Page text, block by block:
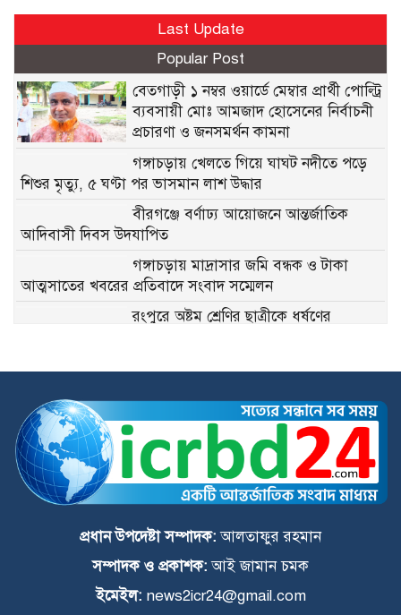
Last Update
Popular Post
বেতগাড়ী ১ নম্বর ওয়ার্ডে মেম্বার প্রার্থী পোল্ট্রি
ব্যবসায়ী মোঃ আমজাদ হোসেনের নির্বাচনী
প্রচারণা ও জনসমর্থন কামনা
গঙ্গাচড়ায় খেলতে গিয়ে ঘাঘট নদীতে পড়ে
শিশুর মৃত্যু, ৫ ঘণ্টা পর ভাসমান লাশ উদ্ধার
বীরগঞ্জে বর্ণাঢ্য আয়োজনে আন্তর্জাতিক
আদিবাসী দিবস উদযাপিত
গঙ্গাচড়ায় মাদ্রাসার জমি বন্ধক ও টাকা
আত্মসাতের খবরের প্রতিবাদে সংবাদ সম্মেলন
রংপুরে অষ্টম শ্রেণির ছাত্রীকে ধর্ষণের
আলমবিদিতর ইউনিয়নের ২ নম্বর ওয়ার্ডে
গণসংযোগ ও দোয়া প্রার্থনা
বীরগঞ্জে জুলাই গণঅভ্যুত্থান সফল করতে
বিএনপি ও সহযোগী সংগঠনের আলোচনা
সভা অনুষ্ঠিত
রাসেল আহম্মেদ প্রধান
হামলার প্রতিবাদে সাংবাদিকদের মানববন্ধন,
প্রধান উপদেষ্টা সম্পাদক:আলতাফুর রহমান
সম্পাদক ও প্রকাশক:আই জামান চমক
ইমেইল:news2icr24@gmail.com